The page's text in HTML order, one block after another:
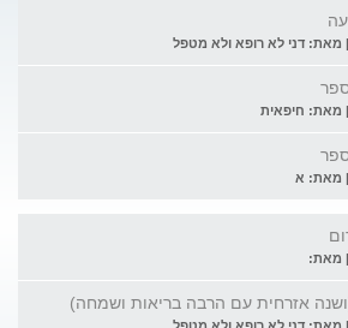
אזרחית עם הרבה בריאות ושמחה)